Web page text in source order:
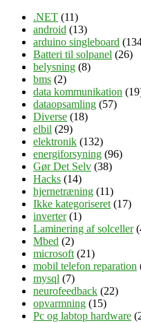
.NET (11)
android (13)
arduino singleboard
Batteri til solpanel (26)
belysning (8)
bms (2)
data kommunikation
dataopsamling (57)
Diverse (18)
elbil (29)
elektronik (132)
energiforsyning (96)
Gør Det Selv (38)
Hacks (14)
hjernetræning (11)
Ikke kategoriseret (17)
inverter(1)
Laminering af solceller
Mbed (2)
microsoft (21)
mobil telefon reparation
mysql (7)
neurofeedback (22)
opvarmning (15)
Pc og labtop hardware